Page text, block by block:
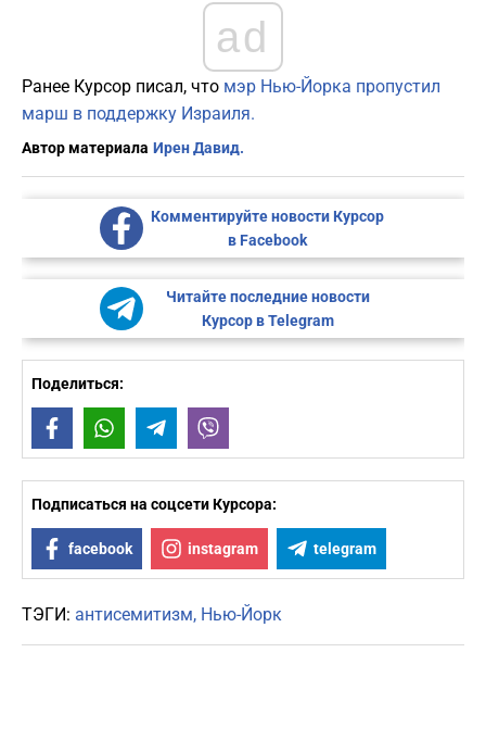
ad
Ранее Курсор писал, что мэр Нью-Йорка пропустил
марш в поддержку Израиля.
Автор материала Ирен Давид.
Комментируйте новости Курсор
в Facebook
Читайте последние новости
Курсор в Telegram
Поделиться:
FacebookWhatsAppTelegram
Подписаться на соцсети Курсора:
facebook instagram telegram
ТЭГИ: антисемитизм Нью-Йорк